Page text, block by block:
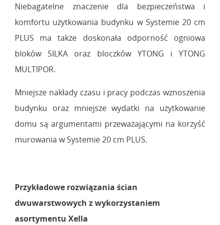
Niebagatelne znaczenie dla bezpieczeństwa i
komfortu użytkowania budynku w Systemie 20 cm
PLUS ma także doskonała odporność ogniowa
bloków SILKA oraz bloczków YTONG i YTONG
MULTIPOR.
Mniejsze nakłady czasu i pracy podczas wznoszenia
budynku oraz mniejsze wydatki na użytkowanie
domu są argumentami przeważającymi na korzyść
murowania w Systemie 20 cm PLUS.
Przykładowe rozwiązania ścian
dwuwarstwowych z wykorzystaniem
asortymentu Xella